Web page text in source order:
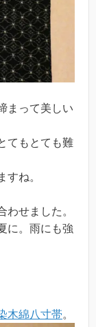
まって美しい
てもとても難
ね。
わせました。
に。雨にも強
木綿八寸帯。